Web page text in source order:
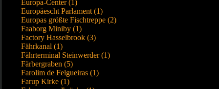
Europa-Center (1)
Europäescht Parlament (1)
Europas größte Fischtreppe (2)
Faaborg Miniby (1)
Factory Hasselbrook (3)
Fährkanal (1)
Fährterminal Steinwerder (1)
Färbergraben (5)
Farolim de Felgueiras (1)
Farup Kirke (1)